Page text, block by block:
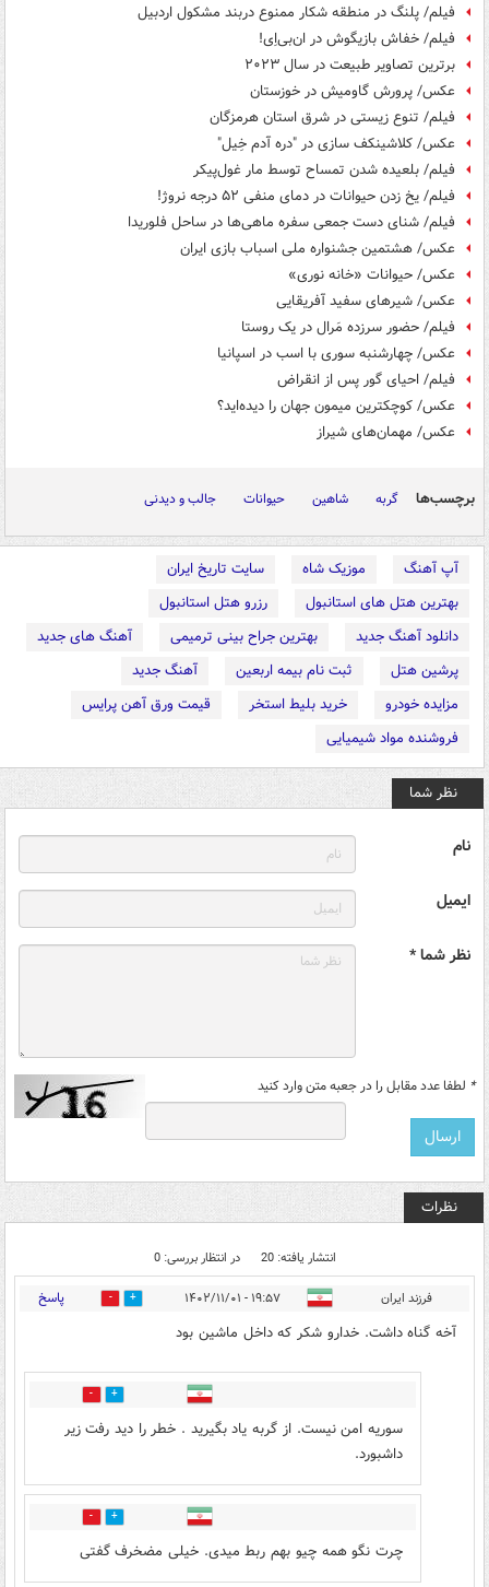
فیلم/ پلنگ در منطقه شکار ممنوع دربند مشکول اردبیل
فیلم/ خفاش بازیگوش در ان‌بی‌اِی!
برترین تصاویر طبیعت در سال ۲۰۲۳
عکس/ پرورش گاومیش در خوزستان
فیلم/ تنوع زیستی در شرق استان هرمزگان
عکس/ کلاشینکف سازی در "دره آدم خِیل"
فیلم/ بلعیده شدن تمساح توسط مار غول‌پیکر
فیلم/ یخ زدن حیوانات در دمای منفی ۵۲ درجه نروژ!
فیلم/ شنای دست جمعی سفره ماهی‌ها در ساحل فلوریدا
عکس/ هشتمین جشنواره ملی اسباب‌ بازی ایران
عکس/ حیوانات «خانه نوری»
عکس/ شیرهای سفید آفریقایی
فیلم/ حضور سرزده مَرال در یک روستا
عکس/ چهارشنبه سوری با اسب در اسپانیا
فیلم/ احیای گور پس از انقراض
عکس/ کوچکترین میمون جهان را دیده‌اید؟
عکس/ مهمان‌های شیراز
برچسب‌ها گربه شاهین حیوانات جالب و دیدنی
آپ آهنگ موزیک شاه
سایت تاریخ ایران
بهترین هتل های استانبول
رزرو هتل استانبول
دانلود آهنگ جدید
بهترین جراح بینی ترمیمی
آهنگ های جدید
پرشین هتل
ثبت نام بیمه اربعین
آهنگ جدید
مزایده خودرو
خرید بلیط استخر
قیمت ورق آهن پرایس
فروشنده مواد شیمیایی
نظر شما
نام
ایمیل
نظر شما *
* لطفا عدد مقابل را در جعبه متن وارد کنید
نظرات
انتشار یافته: 20 در انتظار بررسی: 0
فرزند ایران ۱۹:۵۷ - ۱۴۰۲/۱۱/۰۱ 18 پاسخ
آخه گناه داشت. خدارو شکر که داخل ماشین بود
2
سوریه امن نیست. از گربه یاد بگیرید . خطر را دید رفت زیر
داشبورد.
8
چرت نگو همه چیو بهم ربط میدی. خیلی مضخرف گفتی